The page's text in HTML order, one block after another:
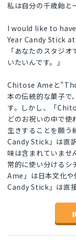
私は自分の千歳飴と
I would like to
Year Candy Stick
「あなたのスタジ
いたいんです。」
Chitose Ameと
本の伝統的な菓子で
す。しかし、「
どのお祝いの中で使
生きすることを願
Candy Stick」は直
味は含まれていませ
常的に使い分ける
Ame」は日本文化
Candy Stick」は直